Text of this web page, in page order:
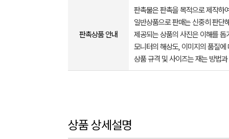
판촉상품 안내
판촉물은 판촉을 목적으로 제작하
일반상품으로 판매는 신중히 판단
제공되는 상품의 사진은 이해를
모니터의 해상도, 이미지의 품질
상품 규격 및 사이즈는 재는 방법
상품 상세설명